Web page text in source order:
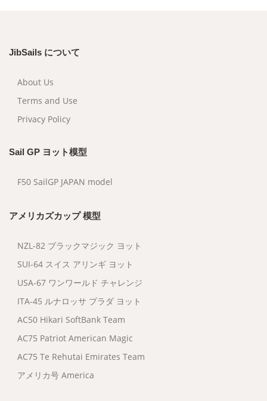
JibSails について
About Us
Terms and Use
Privacy Policy
Sail GP ヨット模型
F50 SailGP JAPAN model
アメリカズカップ 模型
NZL-82 ブラックマジック ヨット
SUI-64 スイス アリンギ ヨット
USA-67 ワンワールド チャレンジ
ITA-45 ルナロッサ プラダ ヨット
AC50 Hikari SoftBank Team
AC75 Patriot American Magic
AC75 Te Rehutai Emirates Team
アメリカ号 America